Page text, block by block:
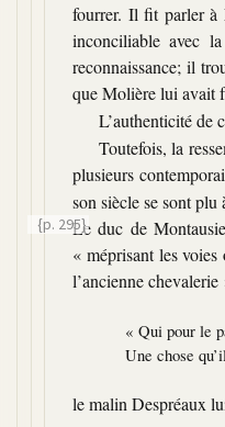
fourrer. Il fit parler à
inconciliable avec
reconnaissance; il
que Molière lui avait
L’authenticité de
Toutefois, la
plusieurs
son siècle se sont plu
Le duc de
{p. 295}
« méprisant les voies
l’ancienne chevalerie
« Qui pour le
Une chose
le malin Despréaux